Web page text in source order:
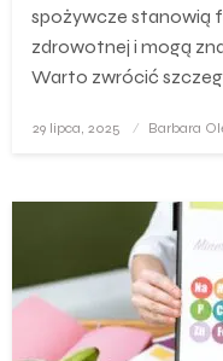
spożywcze stanowią
zdrowotnej i mogą
Warto zwrócić
Opublikowane
29 lipca, 2025 Barbara